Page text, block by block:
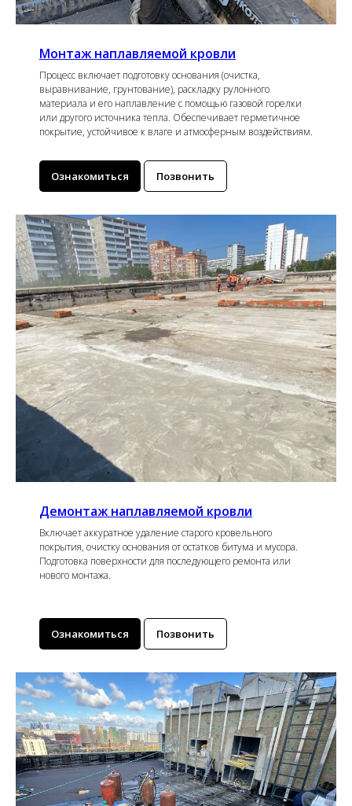
Монтаж наплавляемой кровли
Процесс включает подготовку основания (очистка,
выравнивание, грунтование), раскладку рулонного
материала и его наплавление с помощью газовой горелки
или другого источника тепла. Обеспечивает герметичное
покрытие, устойчивое к влаге и атмосферным воздействиям.
Ознакомиться Позвонить
Демонтаж наплавляемой кровли
Включает аккуратное удаление старого кровельного
покрытия, очистку основания от остатков битума и мусора.
Подготовка поверхности для последующего ремонта или
нового монтажа.
Ознакомиться Позвонить